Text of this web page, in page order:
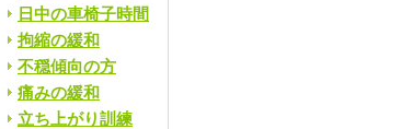
日中の車椅子時間
拘縮の緩和
不穏傾向の方
痛みの緩和
立ち上がり訓練